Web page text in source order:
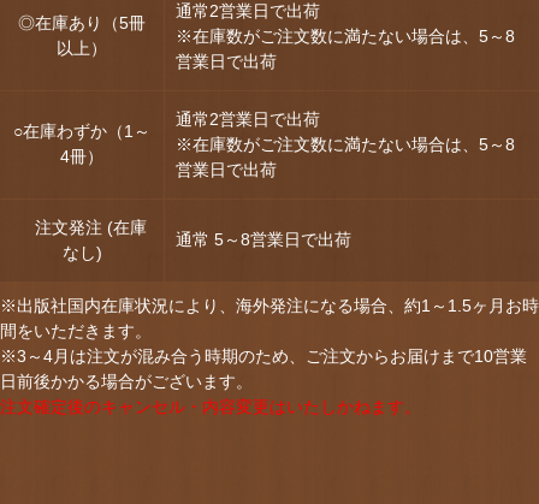
◎在庫あり（5冊
以上）
通常2営業日で出荷
※在庫数がご注文数に満たない場合は、5～8
営業日で出荷
○在庫わずか（1～
4冊）
通常2営業日で出荷
※在庫数がご注文数に満たない場合は、5～8
営業日で出荷
注文発注 (在庫
なし)
通常 5～8営業日で出荷
※出版社国内在庫状況により、海外発注になる場合、約1～1.5ヶ月お時
間をいただきます。
※3～4月は注文が混み合う時期のため、ご注文からお届けまで10営業
日前後かかる場合がございます。
注文確定後のキャンセル・内容変更はいたしかねます。